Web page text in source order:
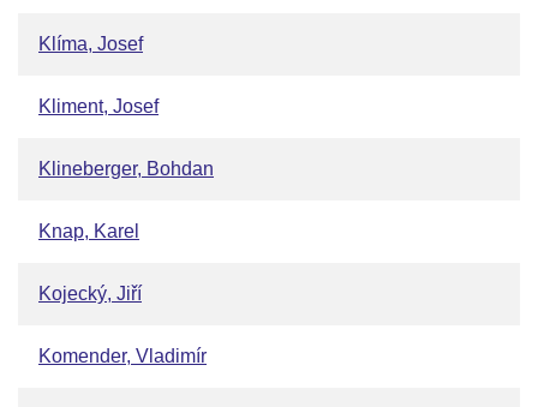
Klíma, Josef
Kliment, Josef
Klineberger, Bohdan
Knap, Karel
Kojecký, Jiří
Komender, Vladimír